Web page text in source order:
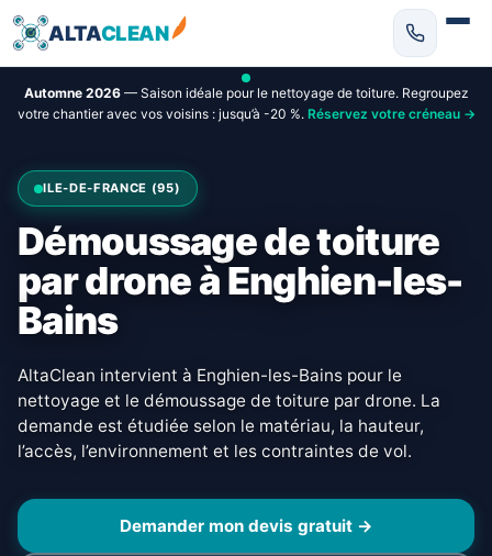
ALTACLEAN
Automne 2026— Saison idéale pour le nettoyage de toiture. Regroupez
votre chantier avec vos voisins : jusqu’à -20 %. Réservez votre créneau →
ILE-DE-FRANCE (95)
Démoussage de toiture
par drone à Enghien-les-
Bains
AltaClean intervient à Enghien-les-Bains pour le
nettoyage et le démoussage de toiture par drone. La
demande est étudiée selon le matériau, la hauteur,
l’accès, l’environnement et les contraintes de vol.
Demander mon devis gratuit →